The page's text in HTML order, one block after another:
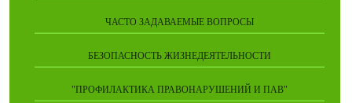
ЧАСТО ЗАДАВАЕМЫЕ ВОПРОСЫ
БЕЗОПАСНОСТЬ ЖИЗНЕДЕЯТЕЛЬНОСТИ
"ПРОФИЛАКТИКА ПРАВОНАРУШЕНИЙ И ПАВ"